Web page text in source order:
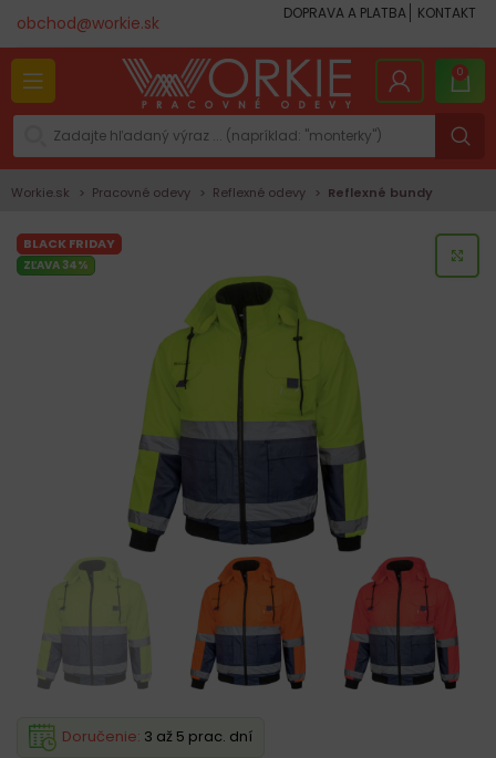
obchod@workie.sk DOPRAVA A PLATBA KONTAKT
0
Workie.sk Pracovné odevy Reflexné odevy Reflexné bundy
BLACK FRIDAY
ZĽAVA 34%
Doručenie: 3 až 5 prac. dní